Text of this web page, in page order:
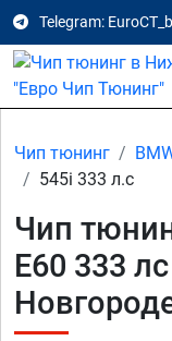
Telegram:
Чип тюнинг
545i 333 л.с
Чип
E60 333